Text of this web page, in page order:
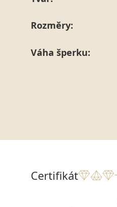
Rozměry:
Váha šperku:
Certifikát